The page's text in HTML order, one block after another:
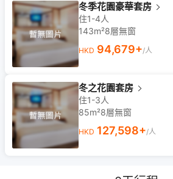
冬季花園豪華套房
住1-4人
143m²8層無窗
HKD 94,679+/人
冬之花園套房
住1-3人
85m²8層無窗
HKD 127,598+/人